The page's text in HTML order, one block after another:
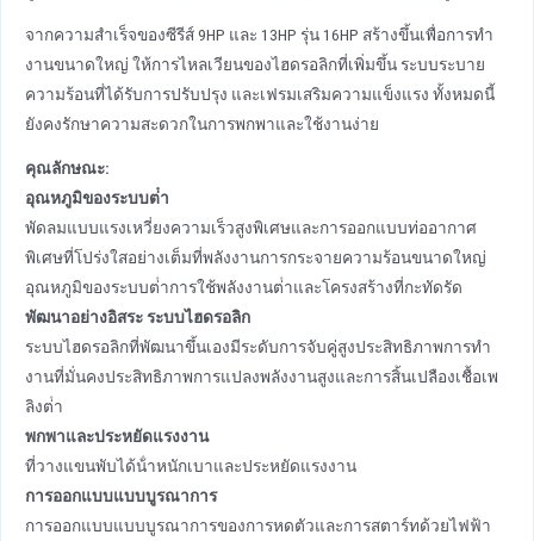
จากความสําเร็จของซีรีส์ 9HP และ 13HP รุ่น 16HP สร้างขึ้นเพื่อการทํา
งานขนาดใหญ่ ให้การไหลเวียนของไฮดรอลิกที่เพิ่มขึ้น ระบบระบาย
ความร้อนที่ได้รับการปรับปรุง และเฟรมเสริมความแข็งแรง ทั้งหมดนี้
ยังคงรักษาความสะดวกในการพกพาและใช้งานง่าย
คุณลักษณะ:
อุณหภูมิของระบบต่ํา
พัดลมแบบแรงเหวี่ยงความเร็วสูงพิเศษและการออกแบบท่ออากาศ
พิเศษที่โปร่งใสอย่างเต็มที่พลังงานการกระจายความร้อนขนาดใหญ่
อุณหภูมิของระบบต่ําการใช้พลังงานต่ําและโครงสร้างที่กะทัดรัด
พัฒนาอย่างอิสระระบบไฮดรอลิก
ระบบไฮดรอลิกที่พัฒนาขึ้นเองมีระดับการจับคู่สูงประสิทธิภาพการทํา
งานที่มั่นคงประสิทธิภาพการแปลงพลังงานสูงและการสิ้นเปลืองเชื้อเพ
ลิงต่ํา
พกพาและประหยัดแรงงาน
ที่วางแขนพับได้น้ําหนักเบาและประหยัดแรงงาน
การออกแบบแบบบูรณาการ
การออกแบบแบบบูรณาการของการหดตัวและการสตาร์ทด้วยไฟฟ้า